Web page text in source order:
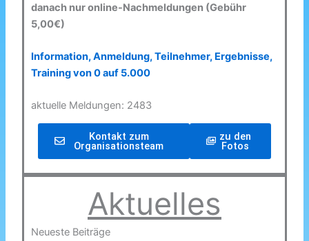
danach nur online-Nachmeldungen (Gebühr
5,00€)
Information, Anmeldung, Teilnehmer, Ergebnisse,
Training von 0 auf 5.000
aktuelle Meldungen: 2483
Kontakt zum
Organisationsteam
zu den
Fotos
Aktuelles
Neueste Beiträge